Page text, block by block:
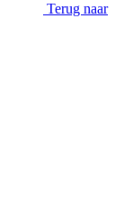
Terug naar